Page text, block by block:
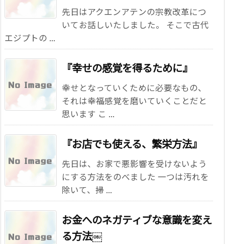
先日はアクエンアテンの宗教改革につ
いてお話しいたしました。 そこで古代
エジプトの ...
『幸せの感覚を得るために』
幸せとなっていくために必要なもの、
それは幸福感覚を磨いていくことだと
思います こ ...
『お店でも使える、繁栄方法』
先日は、お家で悪影響を受けないよう
にする方法をのべました 一つは汚れを
除いて、掃 ...
お金へのネガティブな意識を変え
る方法￼